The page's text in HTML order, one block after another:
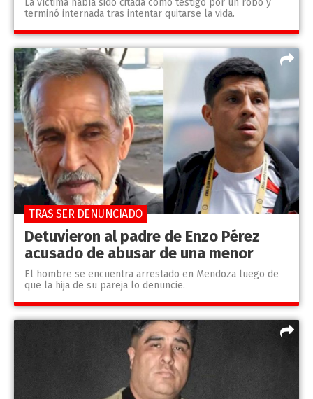
La víctima había sido citada como testigo por un robo y
terminó internada tras intentar quitarse la vida.
Detuvieron al padre de Enzo Pérez
acusado de abusar de una menor
El hombre se encuentra arrestado en Mendoza luego de
que la hija de su pareja lo denuncie.
TRAS SER DENUNCIADO